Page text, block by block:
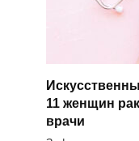
11 женщин
врачи